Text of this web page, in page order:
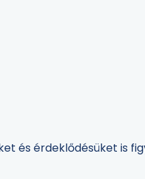
és érdeklődésüket is